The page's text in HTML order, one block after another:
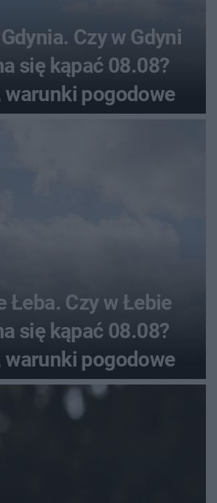
Czy w Gdyni
się kąpać 08.08?
warunki pogodowe
Łeba. Czy w Łebie
się kąpać 08.08?
warunki pogodowe